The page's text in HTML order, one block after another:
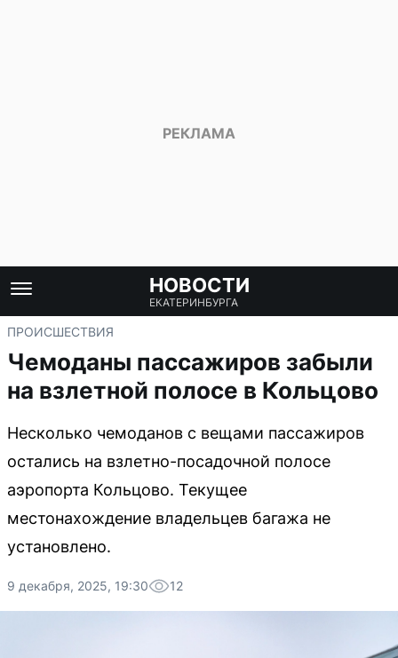
НОВОСТИ
ЕКАТЕРИНБУРГА
ПРОИСШЕСТВИЯ
Чемоданы пассажиров забыли
на взлетной полосе в Кольцово
Несколько чемоданов с вещами пассажиров
остались на взлетно-посадочной полосе
аэропорта Кольцово. Текущее
местонахождение владельцев багажа не
установлено.
9 декабря, 2025, 19:30 12